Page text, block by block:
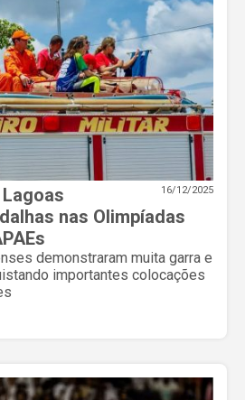
16/12/2025
nas Olimpíadas
demonstraram muita garra e
importantes colocações